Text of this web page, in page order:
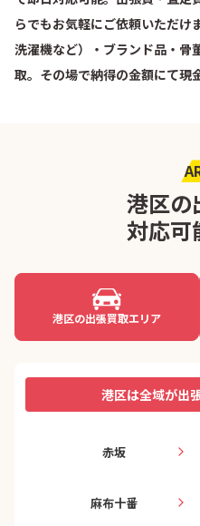
らでもお気軽にご依頼いただけ
洗濯機など）・ブランド品・骨
取。その場で納得の金額にて現
港区の
対応可
港区の出張買取エリア
港区は全域が出
赤坂
麻布十番